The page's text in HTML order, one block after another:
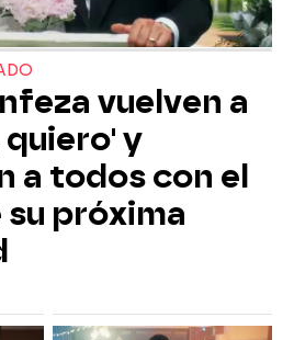
vuelven a
quiero' y
a todos con el
próxima